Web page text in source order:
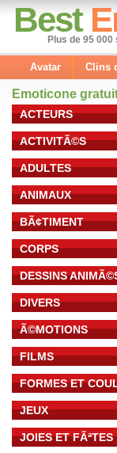
Best
Plus de 95
Avatar Clins
Emoticone
ACTEURS
ACTIVITÃ©S
ADULTES
ANIMAUX
BÃ¢TIMENT
CORPS
DESSINS
DIVERS
Ã©MOTIONS
FILMS
FORMES ET
JEUX
JOIES ET FÃªTES